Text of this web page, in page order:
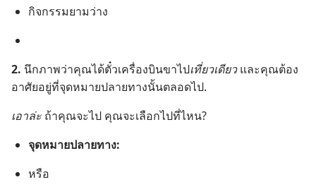
กิจกรรม​ยาม​ว่าง
2. นึก​ภาพ​ว่า​คุณ​ได้​ตั๋ว​เครื่องบิน​ขา​ไป​เที่ยว​เดียวและ​คุณ​ต้อง​
อาศัย​อยู่​ที่​จุด​หมาย​ปลาย​ทาง​นั้น​ตลอด​ไป.
เอา​ล่ะ ถ้า​คุณ​จะ​ไป คุณ​จะ​เลือก​ไป​ที่​ไหน?
จุด​หมาย​ปลาย​ทาง:
หรือ